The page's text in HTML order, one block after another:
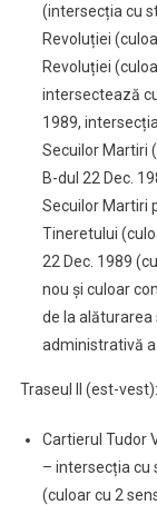
(intersecția cu
Revoluției
Revoluției
intersectează
1989,
Secuilor Martiri
B-dul 22 Dec.
Secuilor Martiri
Tineretului
22 Dec. 1989
nou și culoar
de la
administrativă
Traseul II (est-vest):
Cartierul Tudor
– intersecția cu
(culoar cu 2